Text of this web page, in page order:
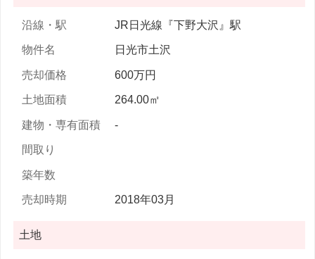
JR日光線『下野大沢』駅
日光市土沢
600万円
264.00㎡
-
2018年03月
土地